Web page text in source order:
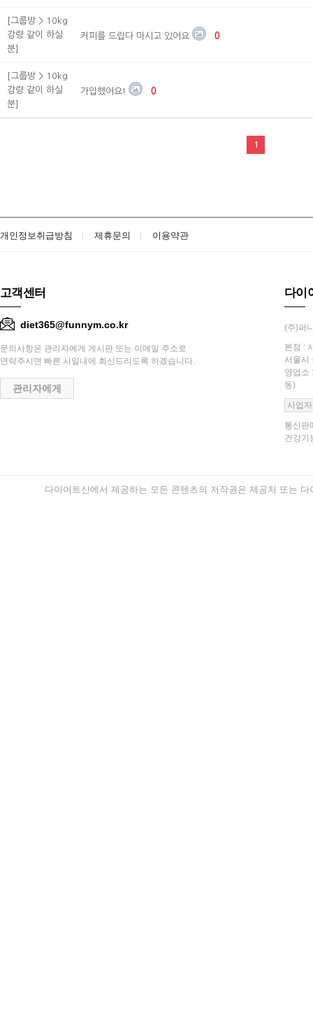
[그룹방 > 10kg
감량 같이 하실
분]
커피를 드립다 마시고 있어요 0
[그룹방 > 10kg
감량 같이 하실
분]
가입했어요! 0
1
개인정보취급방침 제휴문의 이용약관
고객센터
diet365@funnym.co.kr
문의사항은 관리자에게 게시판 또는 이메일 주소로
연락주시면 빠른 시일내에 회신드리도록 하겠습니다.
관리자에게
다이
(주)퍼
본점 :
서울시
영업소
동)
사업
통신판
건강기
다이어트신에서 제공하는 모든 콘텐츠의 저작권은 제공처 또는